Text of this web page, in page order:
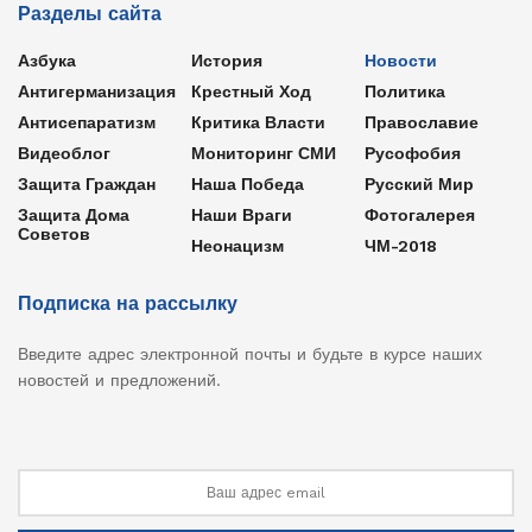
Разделы сайта
Азбука
Антигерманизация
Антисепаратизм
Видеоблог
Защита Граждан
Защита Дома
Советов
История
Крестный Ход
Критика Власти
Мониторинг СМИ
Наша Победа
Наши Враги
Неонацизм
Новости
Политика
Православие
Русофобия
Русский Мир
Фотогалерея
ЧМ-2018
Подписка на рассылку
Введите адрес электронной почты и будьте в курсе наших
новостей и предложений.